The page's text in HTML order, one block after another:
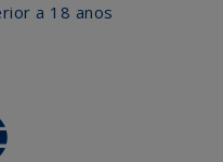
a 18 anos